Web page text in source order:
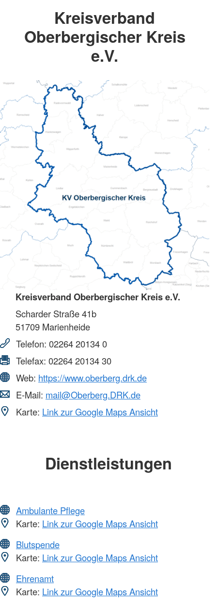
Kreisverband
Oberbergischer Kreis
e.V.
Kreisverband Oberbergischer Kreis e.V.
Scharder Straße 41b
51709 Marienheide
Telefon: 02264 20134 0
Telefax: 02264 20134 30
Web: https://www.oberberg.drk.de
E-Mail: mail@Oberberg.DRK.de
Karte: Link zur Google Maps Ansicht
Dienstleistungen
Ambulante Pflege
Karte: Link zur Google Maps Ansicht
Blutspende
Karte: Link zur Google Maps Ansicht
Ehrenamt
Karte: Link zur Google Maps Ansicht